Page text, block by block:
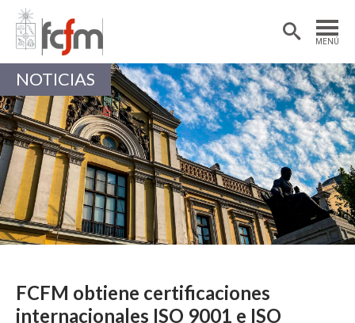
MENÚ
Estudiantes
Académicas/os
NOTICIAS
FCFM obtiene certificaciones
internacionales ISO 9001 e ISO